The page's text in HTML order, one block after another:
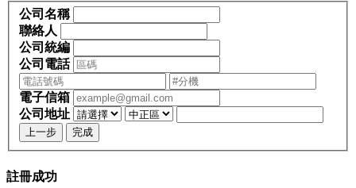
公司名稱
聯絡人
公司統編
公司電話
電子信箱
公司地址
上一步 完成
註冊成功